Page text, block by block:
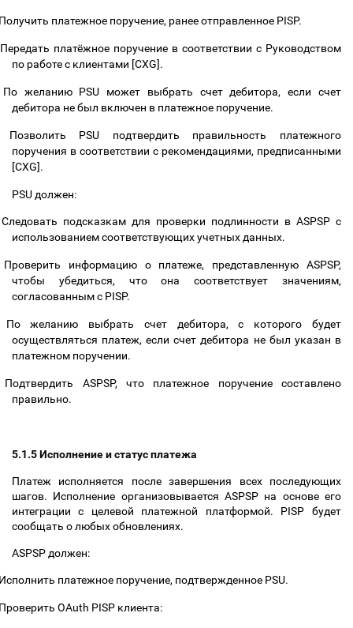
платежное поручение, ранее отправленное PISP.
Передать платёжное поручение в соответствии с Руководством
по работе с клиентами [CXG].
По желанию PSU может выбрать счет дебитора, если счет
дебитора не был включен в платежное поручение.
Позволить PSU подтвердить правильность платежного
поручения в соответствии с рекомендациями, предписанными
[CXG].
PSU должен:
Следовать подсказкам для проверки подлинности в ASPSP с
использованием соответствующих учетных данных.
Проверить информацию о платеже, представленную ASPSP,
чтобы убедиться, что она соответствует значениям,
согласованным с PISP.
По желанию выбрать счет дебитора, с которого будет
осуществляться платеж, если счет дебитора не был указан в
платежном поручении.
Подтвердить ASPSP, что платежное поручение составлено
правильно.
5.1.5 Исполнение и статус платежа
Платеж исполняется после завершения всех последующих
шагов. Исполнение организовывается ASPSP на основе его
интеграции с целевой платежной платформой. PISP будет
сообщать о любых обновлениях.
ASPSP должен:
платежное поручение, подтвержденное PSU.
OAuth PISP клиента: